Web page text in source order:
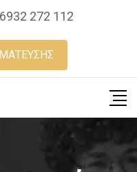
272 112